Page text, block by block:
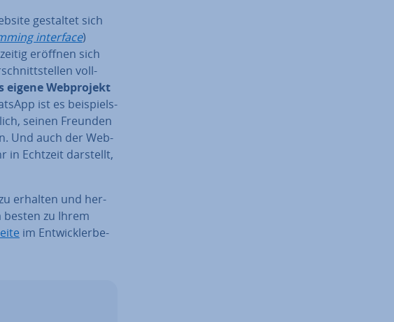
gestaltet sich
interface)
eröffnen sich
voll­
eigene Web­pro­jekt
ist es bei­spiels­
seinen Freunden
Und auch der Web­
in Echtzeit darstellt,
erhalten und her­
zu Ihrem
im Ent­wick­ler­be­